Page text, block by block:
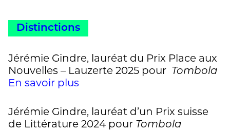
Distinctions
Jérémie Gindre, lauréat du Prix Place aux
Nouvelles – Lauzerte 2025 pour Tombola
En savoir plus
Jérémie Gindre, lauréat d’un Prix suisse
de Littérature 2024 pour Tombola